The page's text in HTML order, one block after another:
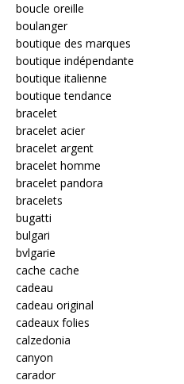
boucle oreille
boulanger
boutique des marques
boutique indépendante
boutique italienne
boutique tendance
bracelet
bracelet acier
bracelet argent
bracelet homme
bracelet pandora
bracelets
bugatti
bulgari
bvlgarie
cache cache
cadeau
cadeau original
cadeaux folies
calzedonia
canyon
carador